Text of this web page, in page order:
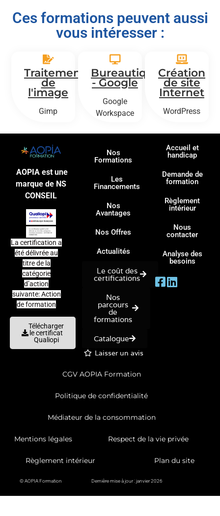
Ces formations peuvent aussi
vous intéresser :
Traitement
de
l'image
Gimp
Bureautique
- Google
Google
Workspace
Création
de site
Internet
WordPress
AOPIA est une
marque de NS
CONSEIL
La certification a
été délivrée au
titre de la
catégorie
d’action
suivante: Action
de formation
Télécharger
le certificat
Qualiopi
Nos
Formations
Les
Financements
Nos
Avantages
Nos Offres
Actualités
Le coût des
certifications
Nos
parcours
de
formations
Catalogue
Laisser un avis
Accueil et
handicap
Demande de
formation
Règlement
intérieur
Nous
contacter
Analyse des
besoins
CGV AOPIA Formation
Politique de confidentialité
Médiateur de la consommation
Mentions légales Respect de la vie privée
Règlement intérieur Plan du site
© AOPIA Formation Dernière mise à jour : janvier 2026